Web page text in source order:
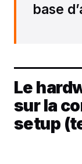
base
Le
sur la
setup